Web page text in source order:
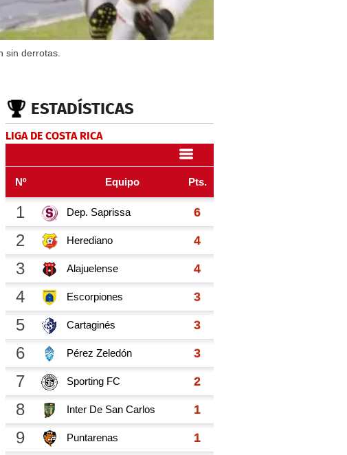
sin derrotas.
ESTADÍSTICAS
LIGA DE COSTA RICA